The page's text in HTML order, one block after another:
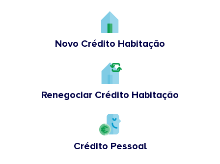
Novo Crédito Habitação
Renegociar Crédito Habitação
Crédito Pessoal